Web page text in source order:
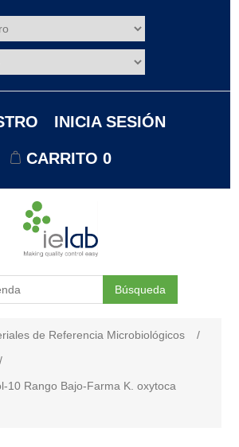
INICIA SESIÓN
CARRITO 0
Búsqueda
de Referencia Microbiológicos
/
/
10 Rango Bajo-Farma K. oxytoca